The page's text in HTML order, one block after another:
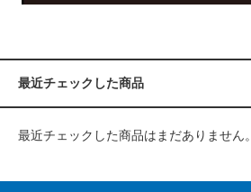
最近チェックした商品
最近チェックした商品はまだありません。